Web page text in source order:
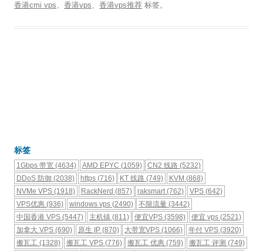
香港cmi vps、 香港vps、 香港vps推荐 标签。
标签
1Gbps 带宽 (4634) AMD EPYC (1059) CN2 线路 (5232)
DDoS 防御 (2038) https(716) KT 线路 (749) KVM (868)
NVMe VPS (1918) RackNerd (857) raksmart(762) VPS(642)
VPS优惠 (936) windows vps(2490) 不限流量 (3442)
中国香港 VPS (5447) 主机镇(811) 便宜VPS (3598) 便宜 vps(2521)
加拿大 VPS (690) 原生 IP(870) 大带宽VPS (1066) 年付 VPS(3920)
搬瓦工 (1328) 搬瓦工 VPS(776) 搬瓦工 优惠 (759) 搬瓦工 评测 (749)